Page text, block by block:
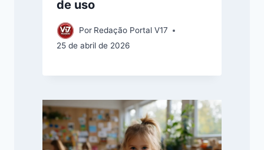
de uso
Por Redação Portal V17
25 de abril de 2026